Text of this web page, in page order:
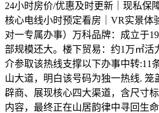
24小时房价/优惠及时更新｜现私保
核心电线小时预定看房｜VR实景体
对一专属办事）万科品牌：成立于
部规模还大。楼下贸易：约1万㎡活
介参取该热线支撑以下办事中转:11
山大道，明白该号码为独一热线. 笼
辟商、展现核心四大渠道，含尺寸
内容，最终正在山居韵律中寻回生